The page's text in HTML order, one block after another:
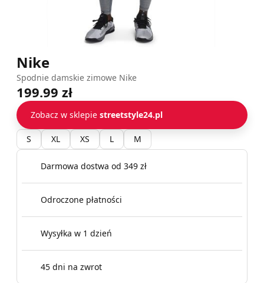
Nike
Spodnie damskie zimowe Nike
199.99 zł
Zobacz w sklepie streetstyle24.pl
S XL XS L M
Darmowa dostwa od 349 zł
Odroczone płatności
Wysyłka w 1 dzień
45 dni na zwrot